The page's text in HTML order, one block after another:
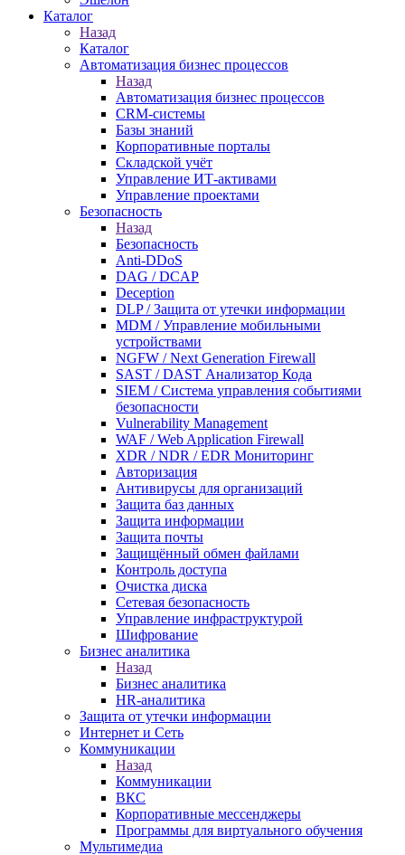
Каталог
Назад
Каталог
Автоматизация бизнес процессов
Назад
Автоматизация бизнес процессов
CRM-системы
Базы знаний
Корпоративные порталы
Складской учёт
Управление ИТ-активами
Управление проектами
Безопасность
Назад
Безопасность
Anti-DDoS
DAG / DCAP
Deception
DLP / Защита от утечки информации
MDM / Управление мобильными
устройствами
NGFW / Next Generation Firewall
SAST / DAST Анализатор Кода
SIEM / Система управления событиями
безопасности
Vulnerability Management
WAF / Web Application Firewall
XDR / NDR / EDR Мониторинг
Авторизация
Антивирусы для организаций
Защита баз данных
Защита информации
Защита почты
Защищённый обмен файлами
Контроль доступа
Очистка диска
Сетевая безопасность
Управление инфраструктурой
Шифрование
Бизнес аналитика
Назад
Бизнес аналитика
HR-аналитика
Защита от утечки информации
Интернет и Сеть
Коммуникации
Назад
Коммуникации
ВКС
Корпоративные мессенджеры
Программы для виртуального обучения
Мультимедиа